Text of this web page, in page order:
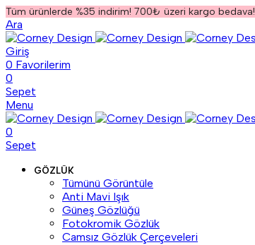
Tüm ürünlerde %35 indirim! 700₺ üzeri kargo bedava!
Ara
Giriş
0 Favorilerim
0
Sepet
Menu
0
Sepet
GÖZLÜK
Tümünü Görüntüle
Anti Mavi Işık
Güneş Gözlüğü
Fotokromik Gözlük
Camsız Gözlük Çerçeveleri